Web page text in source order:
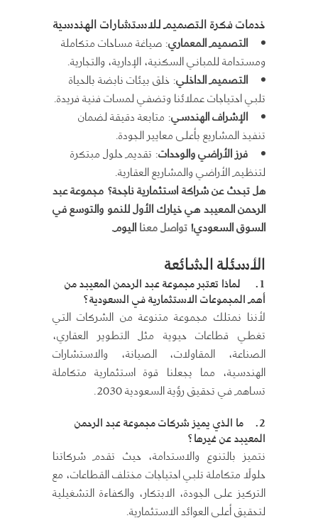
خدمات فكرة التصميم للاستشارات الهندسية
التصميم المعماري: صياغة مساحات متكاملة
ومستدامة للمباني السكنية، الإدارية، والتجارية.
التصميم الداخلي: خلق بيئات نابضة بالحياة
تلبي احتياجات عملائنا وتضفي لمسات فنية فريدة.
الإشراف الهندسي: متابعة دقيقة لضمان
تنفيذ المشاريع بأعلى معايير الجودة.
فرز الأراضي والوحدات: تقديم حلول مبتكرة
لتنظيم الأراضي والمشاريع العقارية.
هل تبحث عن شراكة استثمارية ناجحة؟ مجموعة عبد
الرحمن المعيبد هي خيارك الأول للنمو والتوسع في
السوق السعودي!تواصل معنااليوم.
الأسئلة الشائعة
1.
لماذا تعتبر مجموعة عبد الرحمن المعيبد من
أهم المجموعات الاستثمارية في السعودية؟
لأننا نمتلك مجموعة متنوعة من الشركات التي
تغطي قطاعات حيوية مثل التطوير العقاري،
الصناعة، المقاولات، الصيانة، والاستشارات
الهندسية، مما يجعلنا قوة استثمارية متكاملة
تساهم في تحقيق رؤية السعودية 2030.
2.
ما الذي يميز شركات مجموعة عبد الرحمن
المعيبد عن غيرها؟
نتميز بالتنوع والاستدامة، حيث تقدم شركاتنا
حلولًا متكاملة تلبي احتياجات مختلف القطاعات، مع
التركيز على الجودة، الابتكار، والكفاءة التشغيلية
لتحقيق أعلى العوائد الاستثمارية.